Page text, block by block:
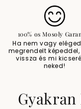
100% os Mosoly
Ha nem vagy
megrendelt
vissza és mi
neked!